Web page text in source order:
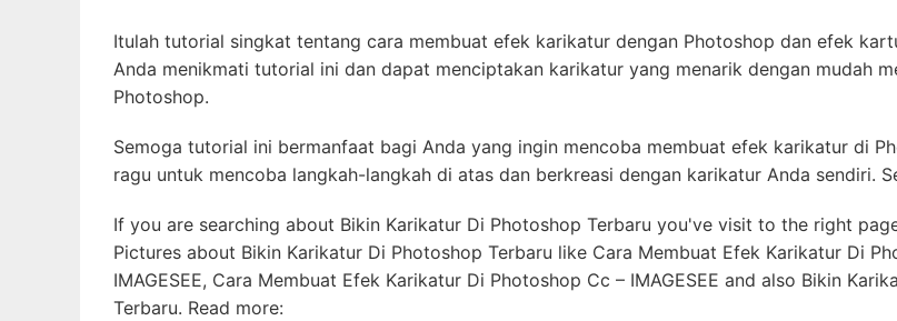
Itulah tutorial singkat tentang cara membuat efek karikatur dengan Photoshop dan efek
Anda menikmati tutorial ini dan dapat menciptakan karikatur yang menarik dengan mudah
Photoshop.
Semoga tutorial ini bermanfaat bagi Anda yang ingin mencoba membuat efek karikatur di
ragu untuk mencoba langkah-langkah di atas dan berkreasi dengan karikatur Anda sendiri.
If you are searching about Bikin Karikatur Di Photoshop Terbaru you've visit to the right
Pictures about Bikin Karikatur Di Photoshop Terbaru like Cara Membuat Efek Karikatur Di
IMAGESEE, Cara Membuat Efek Karikatur Di Photoshop Cc – IMAGESEE and also Bikin
Terbaru. Read more: